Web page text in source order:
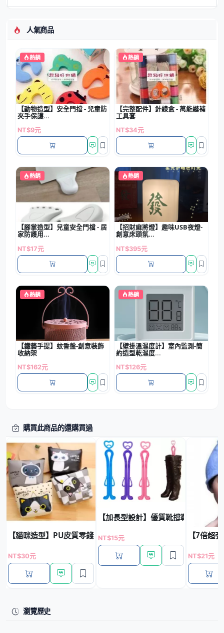
人氣商品
熱銷
【動物造型】安全門擋 - 兒童防
夾手保護...
NT$9元
熱銷
【完整配件】針線盒 - 萬能縫補
工具套
NT$34元
熱銷
【腳掌造型】兒童安全門檔 - 居
家防護用...
NT$17元
熱銷
【招財麻將燈】趣味USB夜燈-
創意床頭氛...
NT$395元
熱銷
【鐵藝手提】蚊香盤-創意裝飾
收納架
NT$162元
熱銷
【壁掛溫濕度計】室內監測-簡
約造型乾濕度...
NT$126元
購買此商品的還購買過
【貓咪造型】PU皮質零錢包 - 多功能鑰匙小包
NT$30元
【加長型設計】優質靴撐鞋撐 - 長筒
NT$15元 【7倍超
NT$21元
瀏覽歷史